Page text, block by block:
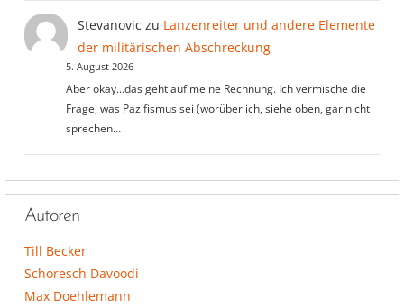
Stevanovic zu Lanzenreiter und andere Elemente
der militärischen Abschreckung
5. August 2026
Aber okay...das geht auf meine Rechnung. Ich vermische die
Frage, was Pazifismus sei (worüber ich, siehe oben, gar nicht
sprechen…
Autoren
Till Becker
Schoresch Davoodi
Max Doehlemann